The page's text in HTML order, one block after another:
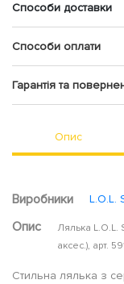
Способи доставки
Способи оплати
Гарантія та
Опис
Виробники L.O.L.
Опис
Лялька L.O.L.
аксес.), арт.
Стильна лялька з